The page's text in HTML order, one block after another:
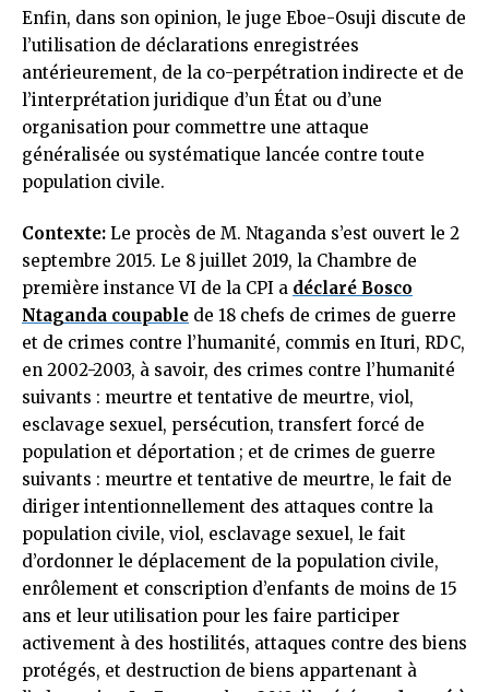
Enfin, dans son opinion, le juge Eboe-Osuji discute de
l’utilisation de déclarations enregistrées
antérieurement, de la co-perpétration indirecte et de
l’interprétation juridique d’un État ou d’une
organisation pour commettre une attaque
généralisée ou systématique lancée contre toute
population civile.
Contexte: Le procès de M. Ntaganda s’est ouvert le 2
septembre 2015. Le 8 juillet 2019, la Chambre de
première instance VI de la CPI a déclaré Bosco
Ntaganda coupable de 18 chefs de crimes de guerre
et de crimes contre l’humanité, commis en Ituri, RDC,
en 2002-2003, à savoir, des crimes contre l’humanité
suivants : meurtre et tentative de meurtre, viol,
esclavage sexuel, persécution, transfert forcé de
population et déportation ; et de crimes de guerre
suivants : meurtre et tentative de meurtre, le fait de
diriger intentionnellement des attaques contre la
population civile, viol, esclavage sexuel, le fait
d’ordonner le déplacement de la population civile,
enrôlement et conscription d’enfants de moins de 15
ans et leur utilisation pour les faire participer
activement à des hostilités, attaques contre des biens
protégés, et destruction de biens appartenant à